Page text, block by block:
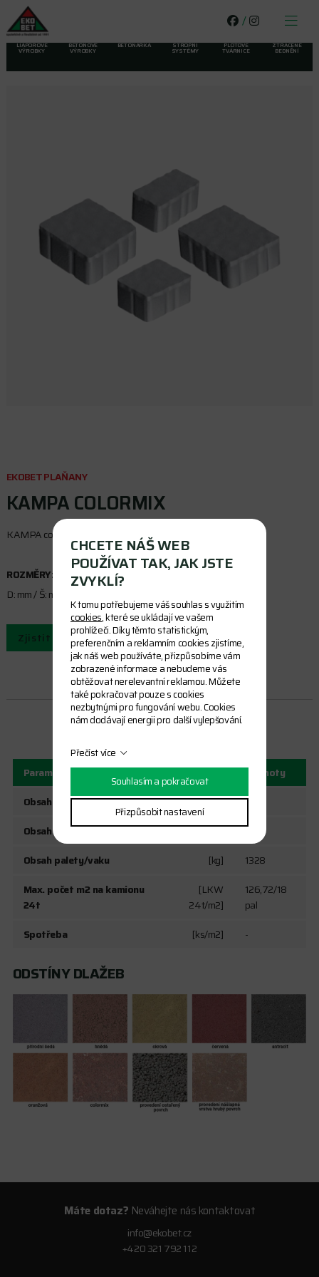
/
LIAPOROVÉ
VÝROBKY
BETONOVÉ
VÝROBKY
BETONÁRKA STROPNÍ
SYSTÉMY
PLOTOVÉ
TVÁRNICE
ZTRACENÉ
BEDNĚNÍ
EKOBET PLAŇANY
KAMPA COLORMIX
KAMPA colormix. Výška 80 mm.
ROZMĚRY:
D: mm / Š: mm / V: mm
Zjistit cenu
Parametry Jednotky
Hodnoty
Obsah palety/vaku
[ks]
320
Obsah palety/vaku
[m2]
7,04
Obsah palety/vaku
[kg]
1328
Max. počet m2 na kamionu
24t
[LKW
24t/m2]
126,72/18
pal
Spotřeba
[ks/m2] -
ODSTÍNY DLAŽEB
Máte dotaz? Neváhejte nás kontaktovat
info@ekobet.cz
+420 321 792 112
CHCETE NÁŠ WEB
POUŽÍVAT TAK, JAK JSTE
ZVYKLÍ?
K tomu potřebujeme váš souhlas s využitím
cookies, které se ukládají ve vašem
prohlížeči. Díky těmto statistickým,
preferenčním a reklamním cookies zjistíme,
jak náš web používáte, přizpůsobíme vám
zobrazené informace a nebudeme vás
obtěžovat nerelevantní reklamou. Můžete
také pokračovat pouze s cookies
nezbytnými pro fungování webu. Cookies
nám dodávají energii pro další vylepšování.
Přečíst více
Souhlasím a pokračovat
Přizpůsobit nastavení